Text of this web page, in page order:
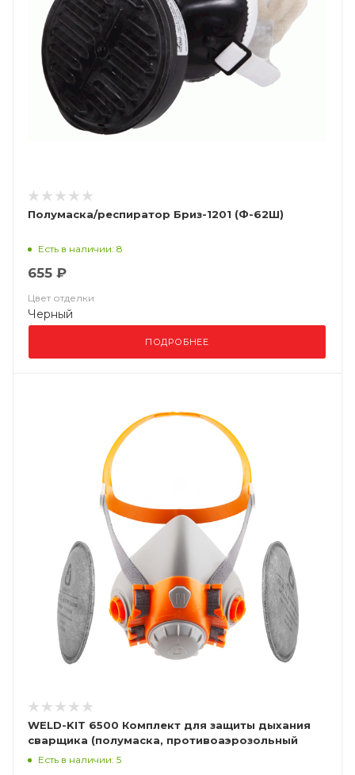
Полумаска/респиратор Бриз-1201 (Ф-62Ш)
Есть в наличии: 8
655 ₽
Цвет отделки
Черный
ПОДРОБНЕЕ
WELD-KIT 6500 Комплект для защиты дыхания
сварщика (полумаска, противоаэрозольный
фильтр P3R)
Есть в наличии: 5